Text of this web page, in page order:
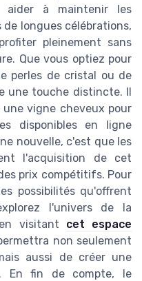
aider à maintenir les
longues célébrations,
pleinement sans
Que vous optiez pour
perles de cristal ou de
une touche distincte. Il
vigne cheveux pour
disponibles en ligne
nouvelle, c'est que les
l'acquisition de cet
prix compétitifs. Pour
possibilités qu'offrent
l'univers de la
visitant cet espace
non seulement
aussi de créer une
En fin de compte, le